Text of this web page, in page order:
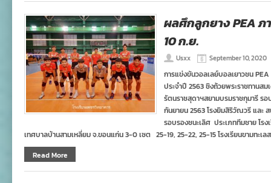
ผลศึกลูกยาง PEA ภ
10 ก.ย.
Usxx September 10, 2020
การแข่งขันวอลเลย์บอลเยาวชน
ประจำปี 2563 ชิงถ้วยพระราชทานส
รัตนราชสุดาฯสยามบรมราชกุมารี ร
กันยายน 2563 โรงยิมสิริวัณวรี และ
รอบรองชนะเลิศ ประเภททีมชาย โร
เทศบาลบ้านสามเหลี่ยม จ.ขอนแก่น 3-0 เซต 25-19, 25-22, 25-15 โรงเรียน​ขามทะเล
Read More